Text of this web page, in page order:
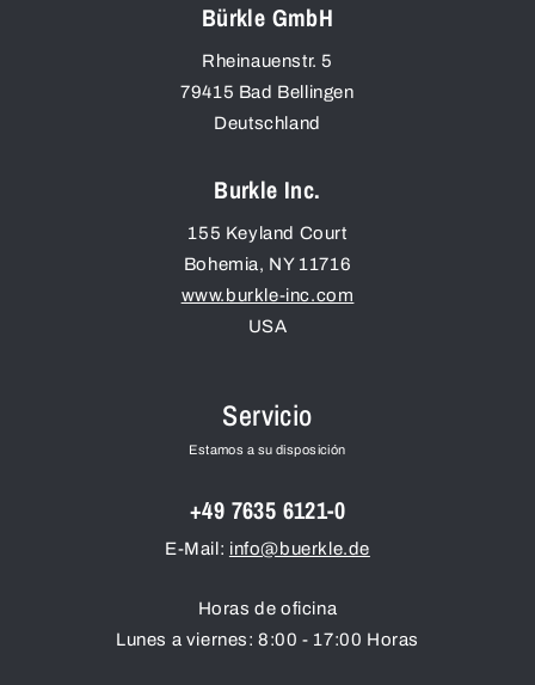
Bürkle GmbH
Rheinauenstr. 5
79415 Bad Bellingen
Deutschland
Burkle Inc.
155 Keyland Court
Bohemia, NY 11716
www.burkle-inc.com
USA
Servicio
Estamos a su disposición
+49 7635 6121-0
E-Mail: info@buerkle.de
Horas de oficina
Lunes a viernes: 8:00 - 17:00 Horas